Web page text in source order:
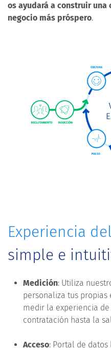
os ayudará a construir
negocio más próspero.
Experiencia
simple e
Medición: Utiliza
personaliza tus propias
medir la experiencia
contratación hasta la
Acceso: Portal de